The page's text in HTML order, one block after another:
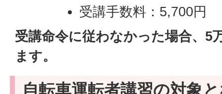
受講手数料：5,700円
受講命令に従わなかった場合、5
ます。
自転車運転者講習の対象